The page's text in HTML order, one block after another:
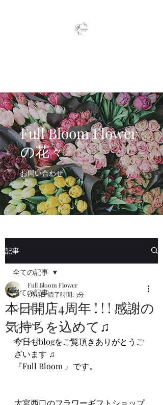
Full Bloom Flower
の花々
お問い合わせ
記事
全ての記事
レッスン
ショップ
イベント
全ての記事
本日開店4周年 ! ! ! 感謝の
気持ちを込めて♫
Full Bloom Flower
1月13日読了時間: 3分
今日もblogをご覧頂きありがとうご
ざいます ♫
『Full Bloom 』です。
大宮西口のフラワーギフトショップ